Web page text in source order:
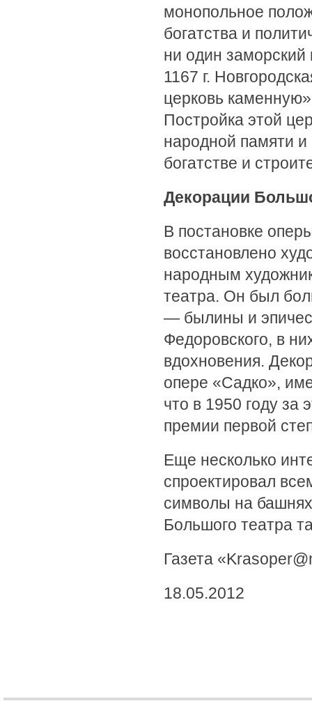
монопольное
богатства и
ни один
1167 г.
церковь
Постройка этой
народной памяти и
богатстве и
Декорации
В постановке
восстановлено
народным
театра. Он был
— былины и
Федоровского, в
вдохновения.
опере «Садко»,
что в 1950 году за
премии первой
Еще несколько
спроектировал
символы на
Большого театра
Газета
18.05.2012